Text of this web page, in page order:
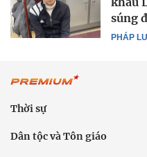
PHÁP
súng
Thời sự
Dân tộc và Tôn giáo